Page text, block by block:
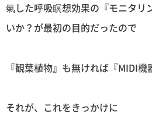
氣した呼吸瞑想効果の『モニタリ
いか？が最初の目的だったので
『観葉植物』も無ければ『MIDI
それが、これをきっかけに